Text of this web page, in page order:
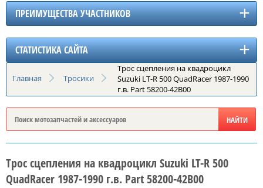
ПРЕИМУЩЕСТВА УЧАСТНИКОВ
СТАТИСТИКА САЙТА
Главная Тросики
Трос сцепления на квадроцикл
Suzuki LT-R 500 QuadRacer 1987-1990
г.в. Part 58200-42B00
Трос сцепления на квадроцикл Suzuki LT-R 500
QuadRacer 1987-1990 г.в. Part 58200-42B00